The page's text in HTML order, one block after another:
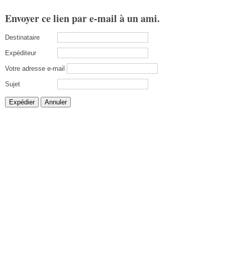
Envoyer ce lien par e-mail à un ami.
Destinataire
Expéditeur
Votre adresse e-mail
Sujet
Expédier Annuler